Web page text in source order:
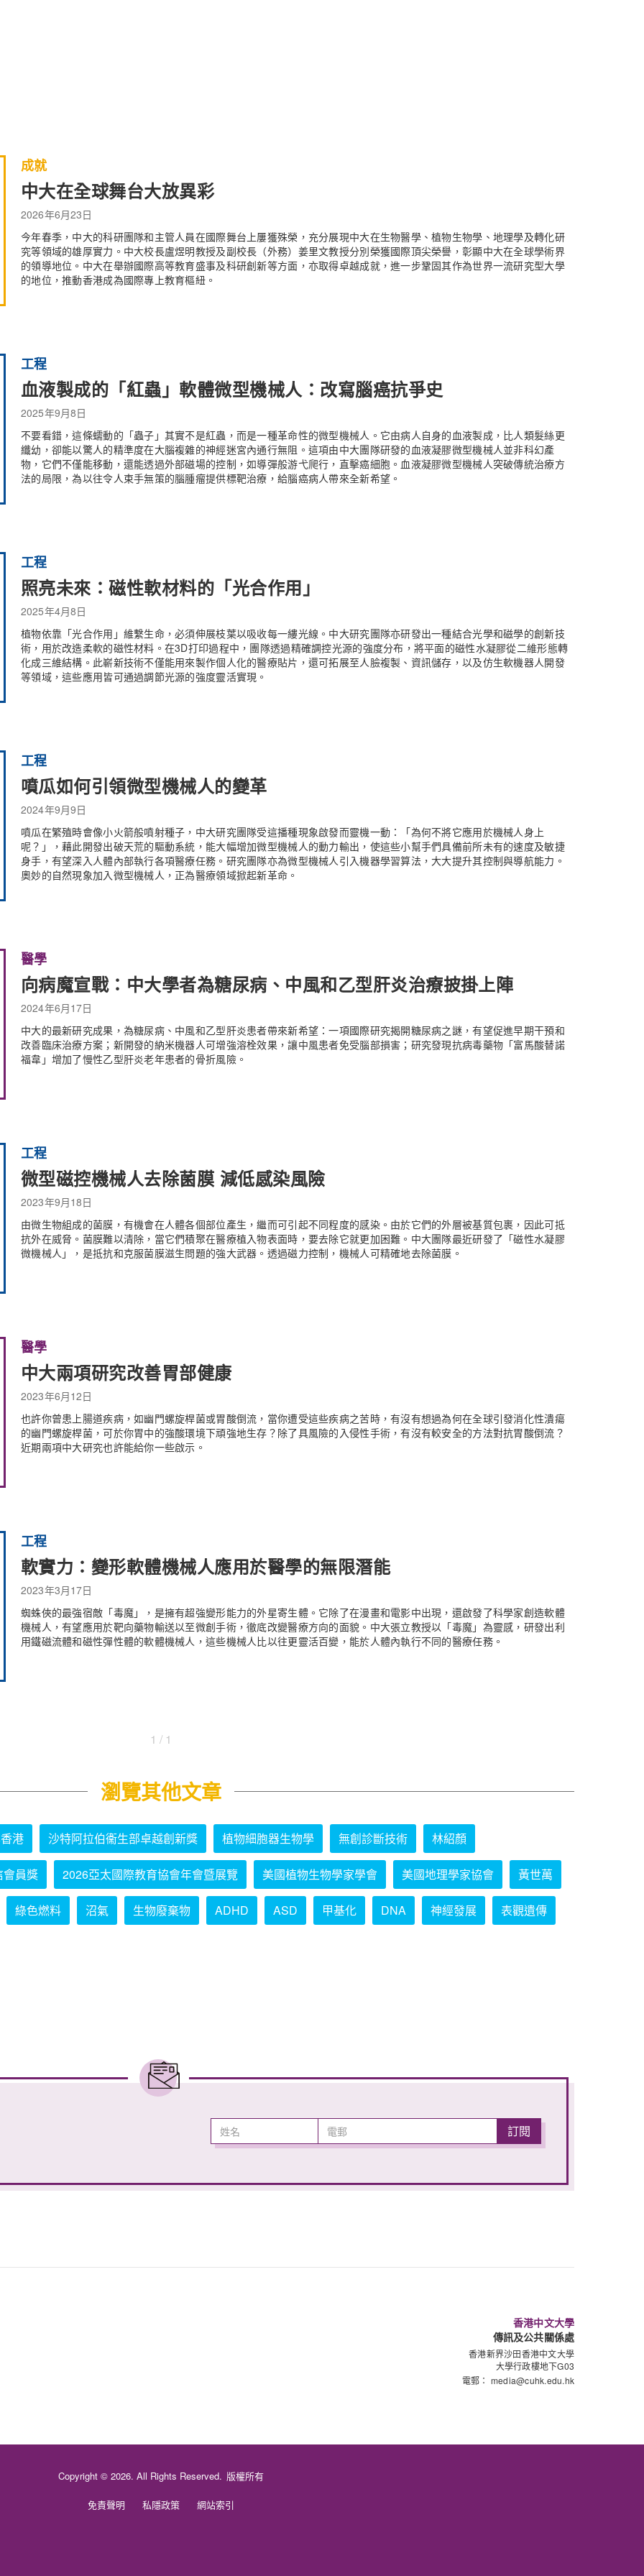
成就
中大在全球舞台大放異彩
2026年6月23日
今年春季，中大的科研團隊和主管人員在國際舞台上屢獲殊榮，充分展現中大在生物醫學、植物生物學、地理學及轉化研
究等領域的雄厚實力。中大校長盧煜明教授及副校長（外務）姜里文教授分別榮獲國際頂尖榮譽，彰顯中大在全球學術界
的領導地位。中大在舉辦國際高等教育盛事及科研創新等方面，亦取得卓越成就，進一步鞏固其作為世界一流研究型大學
的地位，推動香港成為國際專上教育樞紐。
工程
血液製成的「紅蟲」軟體微型機械人：改寫腦癌抗爭史
2025年9月8日
不要看錯，這條蠕動的「蟲子」其實不是紅蟲，而是一種革命性的微型機械人。它由病人自身的血液製成，比人類髮絲更
纖幼，卻能以驚人的精準度在大腦複雜的神經迷宮內通行無阻。這項由中大團隊研發的血液凝膠微型機械人並非科幻產
物，它們不僅能移動，還能透過外部磁場的控制，如導彈般游弋爬行，直擊癌細胞。血液凝膠微型機械人突破傳統治療方
法的局限，為以往令人束手無策的腦腫瘤提供標靶治療，給腦癌病人帶來全新希望。
工程
照亮未來：磁性軟材料的「光合作用」
2025年4月8日
植物依靠「光合作用」維繫生命，必須伸展枝葉以吸收每一縷光線。中大研究團隊亦研發出一種結合光學和磁學的創新技
術，用於改造柔軟的磁性材料。在3D打印過程中，團隊透過精確調控光源的強度分布，將平面的磁性水凝膠從二維形態轉
化成三維結構。此嶄新技術不僅能用來製作個人化的醫療貼片，還可拓展至人臉複製、資訊儲存，以及仿生軟機器人開發
等領域，這些應用皆可通過調節光源的強度靈活實現。
工程
噴瓜如何引領微型機械人的變革
2024年9月9日
噴瓜在繁殖時會像小火箭般噴射種子，中大研究團隊受這播種現象啟發而靈機一動：「為何不將它應用於機械人身上
呢？」，藉此開發出破天荒的驅動系統，能大幅增加微型機械人的動力輸出，使這些小幫手們具備前所未有的速度及敏捷
身手，有望深入人體內部執行各項醫療任務。研究團隊亦為微型機械人引入機器學習算法，大大提升其控制與導航能力。
奧妙的自然現象加入微型機械人，正為醫療領域掀起新革命。
醫學
向病魔宣戰：中大學者為糖尿病、中風和乙型肝炎治療披掛上陣
2024年6月17日
中大的最新研究成果，為糖尿病、中風和乙型肝炎患者帶來新希望：一項國際研究揭開糖尿病之謎，有望促進早期干預和
改善臨床治療方案；新開發的納米機器人可增強溶栓效果，讓中風患者免受腦部損害；研究發現抗病毒藥物「富馬酸替諾
福韋」增加了慢性乙型肝炎老年患者的骨折風險。
工程
微型磁控機械人去除菌膜 減低感染風險
2023年9月18日
由微生物組成的菌膜，有機會在人體各個部位產生，繼而可引起不同程度的感染。由於它們的外層被基質包裹，因此可抵
抗外在威脅。菌膜難以清除，當它們積聚在醫療植入物表面時，要去除它就更加困難。中大團隊最近研發了「磁性水凝膠
微機械人」，是抵抗和克服菌膜滋生問題的強大武器。透過磁力控制，機械人可精確地去除菌膜。
醫學
中大兩項研究改善胃部健康
2023年6月12日
也許你曾患上腸道疾病，如幽門螺旋桿菌或胃酸倒流，當你遭受這些疾病之苦時，有沒有想過為何在全球引發消化性潰瘍
的幽門螺旋桿菌，可於你胃中的強酸環境下頑強地生存？除了具風險的入侵性手術，有沒有較安全的方法對抗胃酸倒流？
近期兩項中大研究也許能給你一些啟示。
工程
軟實力：變形軟體機械人應用於醫學的無限潛能
2023年3月17日
蜘蛛俠的最強宿敵「毒魔」，是擁有超強變形能力的外星寄生體。它除了在漫畫和電影中出現，還啟發了科學家創造軟體
機械人，有望應用於靶向藥物輸送以至微創手術，徹底改變醫療方向的面貌。中大張立教授以「毒魔」為靈感，研發出利
用鐵磁流體和磁性彈性體的軟體機械人，這些機械人比以往更靈活百變，能於人體內執行不同的醫療任務。
1 / 1
瀏覽其他文章
港 沙特阿拉伯衞生部卓越創新獎 植物細胞器生物學 無創診斷技術 林紹顏
會員獎 2026亞太國際教育協會年會暨展覽 美國植物生物學家學會 美國地理學家協會 黃世萬
綠色燃料 沼氣 生物廢棄物 ADHD ASD 甲基化 DNA 神經發展 表觀遺傳
香港中文大學
傳訊及公共關係處
香港新界沙田香港中文大學
大學行政樓地下G03
電郵： media@cuhk.edu.hk
Copyright © 2026. All Rights Reserved. 版權所有
免責聲明 私隱政策 網站索引